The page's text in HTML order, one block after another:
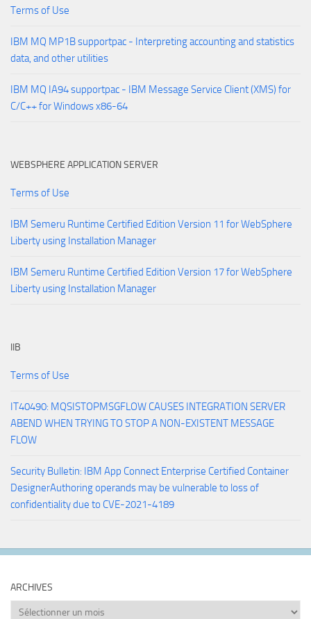
Terms of Use
IBM MQ MP1B supportpac - Interpreting accounting and statistics
data, and other utilities
IBM MQ IA94 supportpac - IBM Message Service Client (XMS) for
C/C++ for Windows x86-64
WEBSPHERE APPLICATION SERVER
Terms of Use
IBM Semeru Runtime Certified Edition Version 11 for WebSphere
Liberty using Installation Manager
IBM Semeru Runtime Certified Edition Version 17 for WebSphere
Liberty using Installation Manager
IIB
Terms of Use
IT40490: MQSISTOPMSGFLOW CAUSES INTEGRATION SERVER
ABEND WHEN TRYING TO STOP A NON-EXISTENT MESSAGE
FLOW
Security Bulletin: IBM App Connect Enterprise Certified Container
DesignerAuthoring operands may be vulnerable to loss of
confidentiality due to CVE-2021-4189
ARCHIVES
Archives